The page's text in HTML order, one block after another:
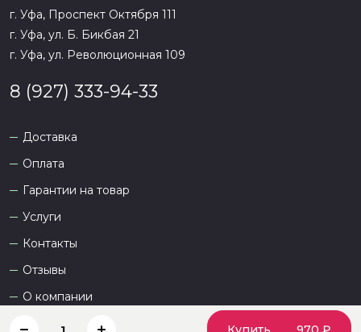
г. Уфа, Проспект Октября 111
г. Уфа, ул. Б. Бикбая 21
г. Уфа, ул. Революционная 109
8 (927) 333-94-33
Доставка
Оплата
Гарантии на товар
Услуги
Контакты
Отзывы
О компании